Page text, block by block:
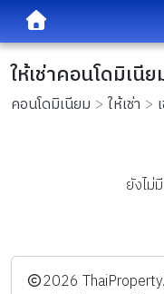
ให้เช่าคอนโดมิเนี
คอนโดมิเนียม ให้เช่า
ยังไม่
️2026